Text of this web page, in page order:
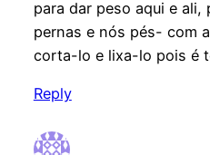
para dar peso aqui e ali,
pernas e nós pés- com
corta-lo e lixa-lo pois é
Reply